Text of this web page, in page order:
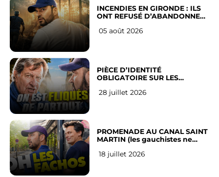
INCENDIES EN GIRONDE : ILS
ONT REFUSÉ D’ABANDONNER
05 août 2026
PIÈCE D’IDENTITÉ
OBLIGATOIRE SUR LES
Français
28 juillet 2026
PROMENADE AU CANAL SAINT
MARTIN (les gauchistes ne
18 juillet 2026